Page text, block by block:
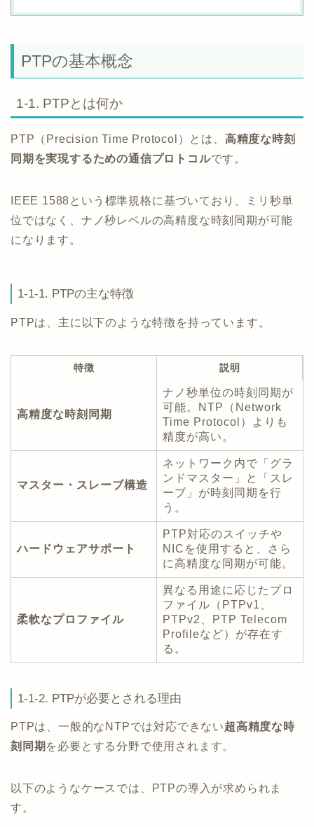
PTPの基本概念
1-1. PTPとは何か
PTP（Precision Time Protocol）とは、 高精度な時刻
同期を実現するための通信プロトコルです。
IEEE 1588という標準規格に基づいており、ミリ秒単
位ではなく、ナノ秒レベルの高精度な時刻同期が可能
になります。
1-1-1. PTPの主な特徴
PTPは、主に以下のような特徴を持っています。
特徴 説明
高精度な時刻同期
ナノ秒単位の時刻同期が
可能。NTP（Network
Time Protocol）よりも
精度が高い。
マスター・スレーブ構造
ネットワーク内で「グラ
ンドマスター」と「スレ
ーブ」が時刻同期を行
う。
ハードウェアサポート
PTP対応のスイッチや
NICを使用すると、さら
に高精度な同期が可能。
柔軟なプロファイル
異なる用途に応じたプロ
ファイル（PTPv1、
PTPv2、PTP Telecom
Profileなど）が存在す
る。
1-1-2. PTPが必要とされる理由
PTPは、一般的なNTPでは対応できない超高精度な時
刻同期 を必要とする分野で使用されます。
以下のようなケースでは、PTPの導入が求められま
す。